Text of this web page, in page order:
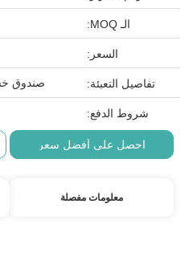
الـ MOQ:
السعر:
تفاصيل التعبئة: صندوق
شروط الدفع:
احصل على أفضل سعر
معلومات مفصلة